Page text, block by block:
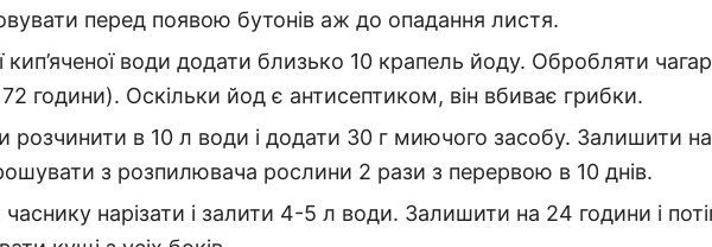
перед появою бутонів аж до опадання листя.
кип’яченої води додати близько 10 крапель йоду. Обробляти
години). Оскільки йод є антисептиком, він вбиває грибки.
розчинити в 10 л води і додати 30 г миючого засобу. Залишити
з розпилювача рослини 2 рази з перервою в 10 днів.
часнику нарізати і залити 4-5 л води. Залишити на 24 години і